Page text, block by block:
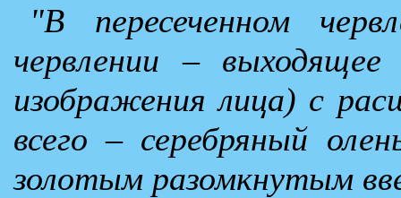
"В пересеченном
червлении –
изображения лица) с
всего – серебряный
золотым разомкнутым